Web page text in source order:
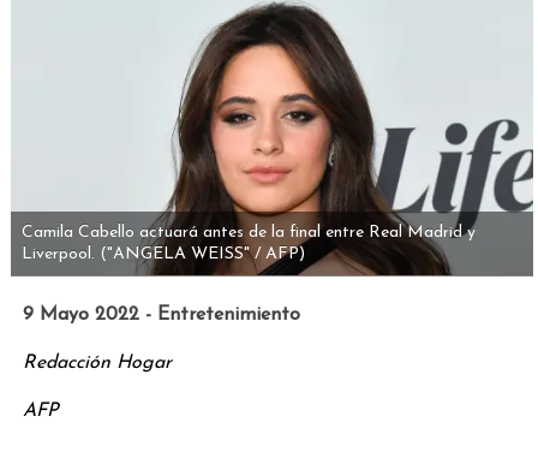
Camila Cabello actuará antes de la final entre Real Madrid y
Liverpool. ("ANGELA WEISS" / AFP)
9 Mayo 2022 - Entretenimiento
Redacción Hogar
AFP